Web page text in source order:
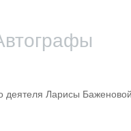
деятеля Ларисы Баженовой